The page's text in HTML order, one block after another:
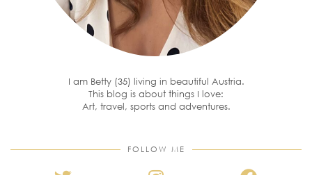
I am Betty (35) living in beautiful Austria.
This blog is about things I love:
Art, travel, sports and adventures.
FOLLOW ME